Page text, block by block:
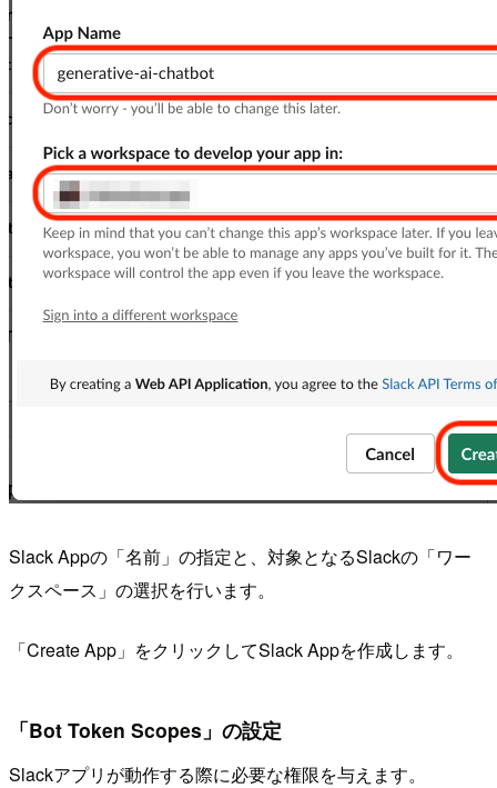
Slack Appの「名前」の指定と、対象となるSlackの「ワー
クスペース」の選択を行います。
「Create App」をクリックしてSlack Appを作成します。
「Bot Token Scopes」の設定
Slackアプリが動作する際に必要な権限を与えます。